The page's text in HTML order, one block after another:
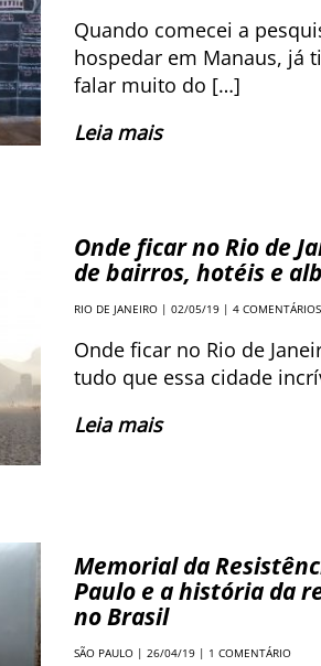
Quando comecei a
hospedar em Manaus, já
falar muito do […]
Leia mais
Onde ficar no Rio de
de bairros, hotéis e
RIO DE JANEIRO | 02/05/19 | 4 COMENTÁRIOS
Onde ficar no Rio de
tudo que essa cidade
Leia mais
Memorial da
Paulo e a história da
no Brasil
SÃO PAULO | 26/04/19 | 1 COMENTÁRIO